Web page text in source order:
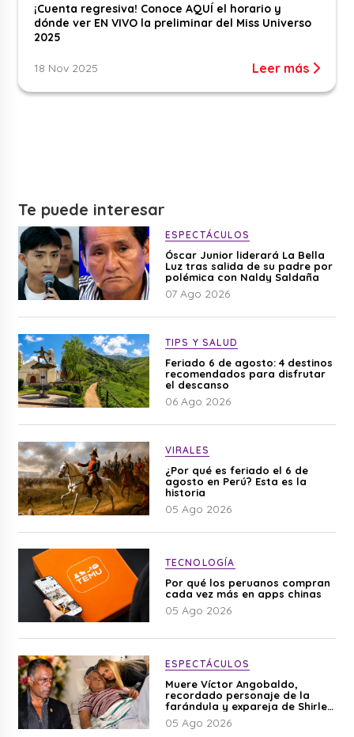
¡Cuenta regresiva! Conoce AQUÍ el horario y
dónde ver EN VIVO la preliminar del Miss Universo
2025
18 Nov 2025 Leer más
Te puede interesar
ESPECTÁCULOS
Óscar Junior liderará La Bella
Luz tras salida de su padre por
polémica con Naldy Saldaña
07 Ago 2026
TIPS Y SALUD
Feriado 6 de agosto: 4 destinos
recomendados para disfrutar
el descanso
06 Ago 2026
VIRALES
¿Por qué es feriado el 6 de
agosto en Perú? Esta es la
historia
05 Ago 2026
TECNOLOGÍA
Por qué los peruanos compran
cada vez más en apps chinas
05 Ago 2026
ESPECTÁCULOS
Muere Víctor Angobaldo,
recordado personaje de la
farándula y expareja de Shirley
Cherres
05 Ago 2026